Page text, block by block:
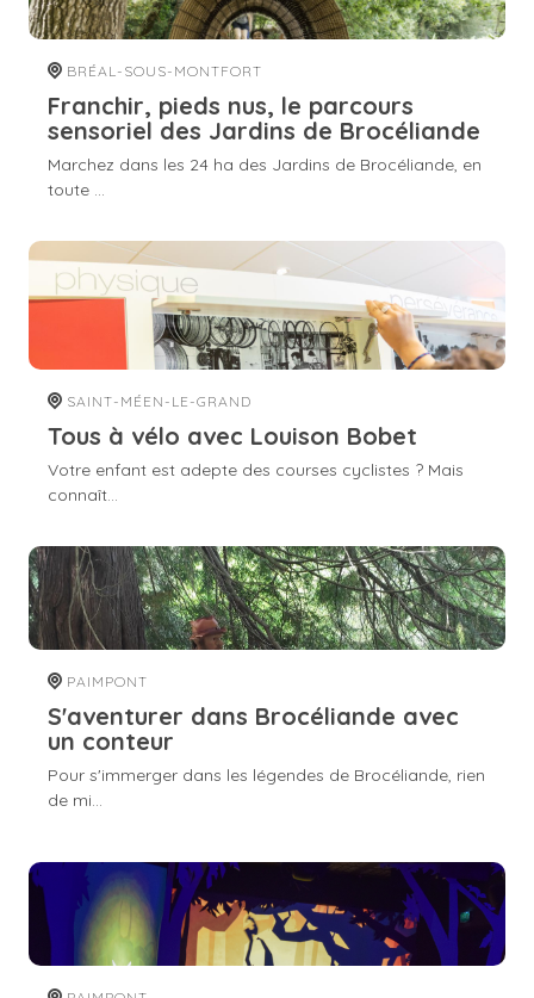
BRÉAL-SOUS-MONTFORT
Franchir, pieds nus, le parcours
sensoriel des Jardins de Brocéliande
Marchez dans les 24 ha des Jardins de Brocéliande, en
toute ...
SAINT-MÉEN-LE-GRAND
Tous à vélo avec Louison Bobet
Votre enfant est adepte des courses cyclistes ? Mais
connaît...
PAIMPONT
S'aventurer dans Brocéliande avec
un conteur
Pour s'immerger dans les légendes de Brocéliande, rien
de mi...